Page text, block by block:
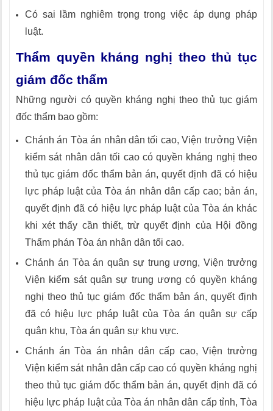
Có sai lầm nghiêm trọng trong việc áp dụng pháp
luật.
Thẩm quyền kháng nghị theo thủ tục
giám đốc thẩm
Những người có quyền kháng nghị theo thủ tục giám
đốc thẩm bao gồm:
Chánh án Tòa án nhân dân tối cao, Viện trưởng Viện
kiểm sát nhân dân tối cao có quyền kháng nghị theo
thủ tục giám đốc thẩm bản án, quyết định đã có hiệu
lực pháp luật của Tòa án nhân dân cấp cao; bản án,
quyết định đã có hiệu lực pháp luật của Tòa án khác
khi xét thấy cần thiết, trừ quyết định của Hội đồng
Thẩm phán Tòa án nhân dân tối cao.
Chánh án Tòa án quân sự trung ương, Viện trưởng
Viện kiểm sát quân sự trung ương có quyền kháng
nghị theo thủ tục giám đốc thẩm bản án, quyết định
đã có hiệu lực pháp luật của Tòa án quân sự cấp
quân khu, Tòa án quân sự khu vực.
Chánh án Tòa án nhân dân cấp cao, Viện trưởng
Viện kiểm sát nhân dân cấp cao có quyền kháng nghị
theo thủ tục giám đốc thẩm bản án, quyết định đã có
hiệu lực pháp luật của Tòa án nhân dân cấp tỉnh, Tòa